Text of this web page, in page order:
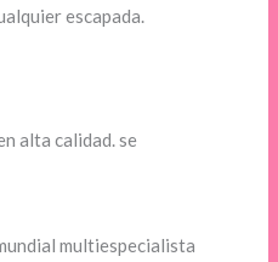
escapada.
alta calidad. se
multiespecialista